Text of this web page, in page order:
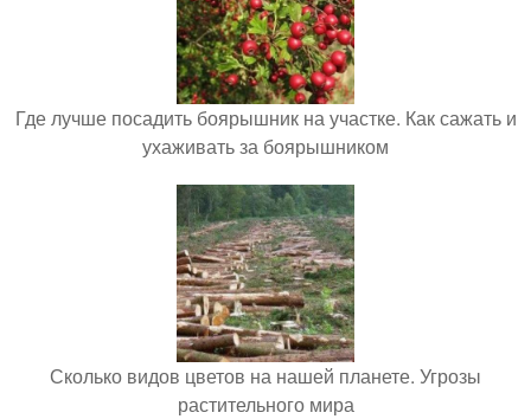
Где лучше посадить боярышник на участке. Как сажать и
ухаживать за боярышником
Сколько видов цветов на нашей планете. Угрозы
растительного мира